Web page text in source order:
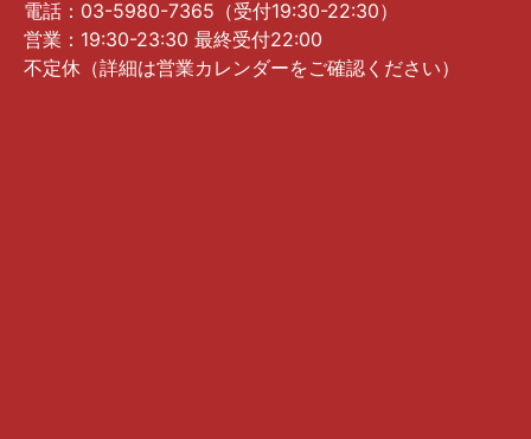
電話：03-5980-7365（受付19:30-22:30）
営業：19:30-23:30 最終受付22:00
不定休（詳細は営業カレンダーをご確認ください）